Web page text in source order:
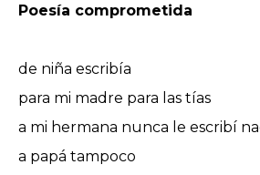
Poesía comprometida
de niña escribía
para mi madre para las tías
a mi hermana nunca le escribí
a papá tampoco